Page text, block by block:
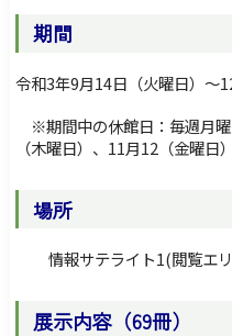
期間
令和3年9月14日（火曜日）～
※期間中の休館日：毎週月
（木曜日）、11月12（金曜日）
場所
情報サテライト1(閲覧エ
展示内容（69冊）